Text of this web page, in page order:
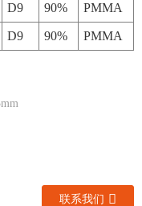
D9 90% PMMA
D9 90% PMMA
联系我们